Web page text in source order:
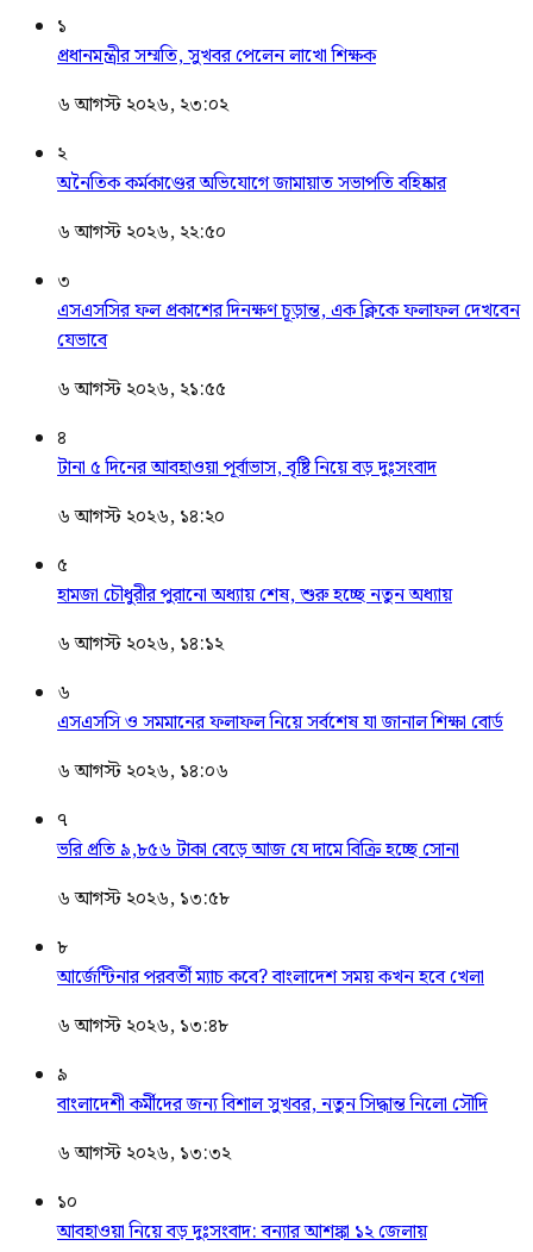
১
প্রধানমন্ত্রীর সম্মতি, সুখবর পেলেন লাখো শিক্ষক
৬ আগস্ট ২০২৬, ২৩:০২
২
অনৈতিক কর্মকাণ্ডের অভিযোগে জামায়াত সভাপতি বহিষ্কার
৬ আগস্ট ২০২৬, ২২:৫০
৩
এসএসসির ফল প্রকাশের দিনক্ষণ চূড়ান্ত, এক ক্লিকে ফলাফল দেখবেন
যেভাবে
৬ আগস্ট ২০২৬, ২১:৫৫
৪
টানা ৫ দিনের আবহাওয়া পূর্বাভাস, বৃষ্টি নিয়ে বড় দুঃসংবাদ
৬ আগস্ট ২০২৬, ১৪:২০
৫
হামজা চৌধুরীর পুরানো অধ্যায় শেষ, শুরু হচ্ছে নতুন অধ্যায়
৬ আগস্ট ২০২৬, ১৪:১২
৬
এসএসসি ও সমমানের ফলাফল নিয়ে সর্বশেষ যা জানাল শিক্ষা বোর্ড
৬ আগস্ট ২০২৬, ১৪:০৬
৭
ভরি প্রতি ৯,৮৫৬ টাকা বেড়ে আজ যে দামে বিক্রি হচ্ছে সোনা
৬ আগস্ট ২০২৬, ১৩:৫৮
৮
আর্জেন্টিনার পরবর্তী ম্যাচ কবে? বাংলাদেশ সময় কখন হবে খেলা
৬ আগস্ট ২০২৬, ১৩:৪৮
৯
বাংলাদেশী কর্মীদের জন্য বিশাল সুখবর, নতুন সিদ্ধান্ত নিলো সৌদি
৬ আগস্ট ২০২৬, ১৩:৩২
১০
আবহাওয়া নিয়ে বড় দুঃসংবাদ: বন্যার আশঙ্কা ১২ জেলায়